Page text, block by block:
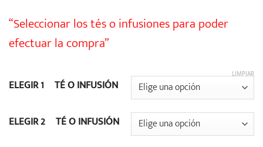
“Seleccionar los tés o infusiones para poder
efectuar la compra”
ELEGIR 1º TÉ O INFUSIÓN
ELEGIR 2º TÉ O INFUSIÓN
LIMPIAR